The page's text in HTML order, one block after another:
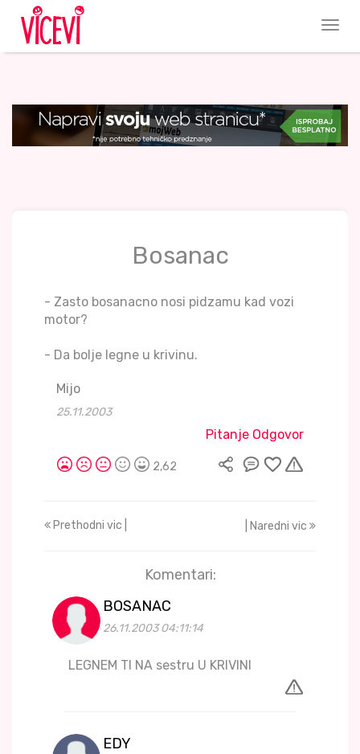
Bosanac
- Zasto bosanacno nosi pidzamu kad vozi
motor?
- Da bolje legne u krivinu.
Mijo
25.11.2003
Pitanje Odgovor
2,62
Prethodni vic | | Naredni vic
Komentari:
BOSANAC
26.11.2003 04:11:14
LEGNEM TI NA sestru U KRIVINI
EDY